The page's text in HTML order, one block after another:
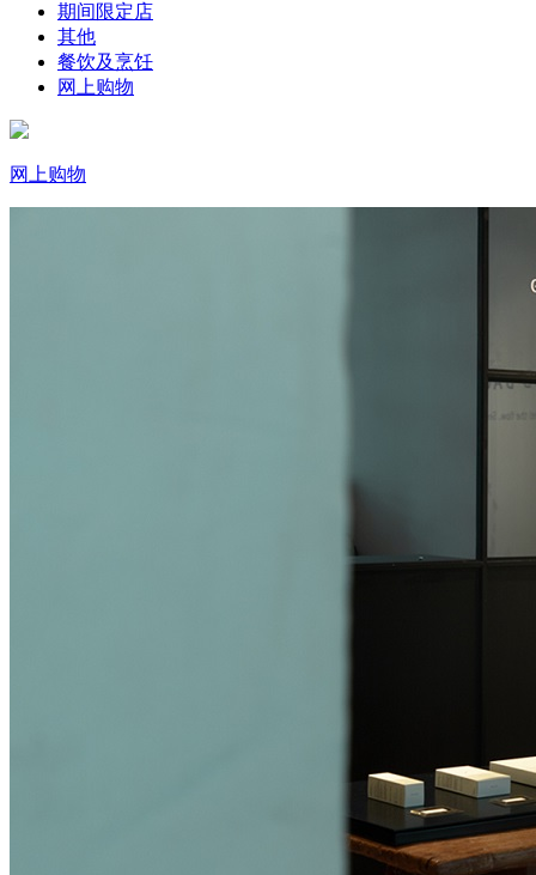
期间限定店
其他
餐饮及烹饪
网上购物
网上购物